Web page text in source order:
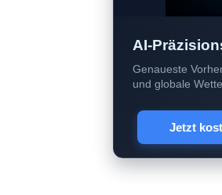
AI-
Genaueste
und globale
Jetzt